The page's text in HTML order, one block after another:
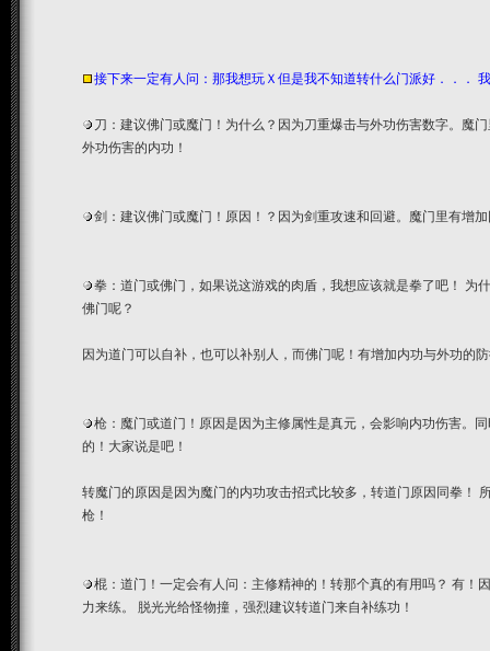
接下来一定有人问：那我想玩Ｘ但是我不知道转什么门派好．．．
刀：建议佛门或魔门！为什么？因为刀重爆击与外功伤害数字。魔
外功伤害的内功！
剑：建议佛门或魔门！原因！？因为剑重攻速和回避。魔门里有增
拳：道门或佛门，如果说这游戏的肉盾，我想应该就是拳了吧！ 为
佛门呢？
因为道门可以自补，也可以补别人，而佛门呢！有增加内功与外功的
枪：魔门或道门！原因是因为主修属性是真元，会影响内功伤害。
的！大家说是吧！
转魔门的原因是因为魔门的内功攻击招式比较多，转道门原因同拳！
枪！
棍：道门！一定会有人问：主修精神的！转那个真的有用吗？ 有！
力来练。 脱光光给怪物撞，强烈建议转道门来自补练功！